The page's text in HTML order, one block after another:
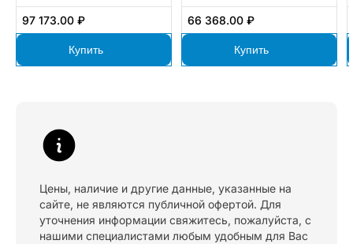
97 173.00 ₽
Купить
66 368.00 ₽
Купить
Цены, наличие и другие данные, указанные на
сайте, не являются публичной офертой. Для
уточнения информации свяжитесь, пожалуйста, с
нашими специалистами любым удобным для Вас